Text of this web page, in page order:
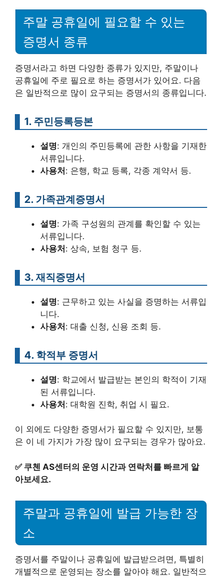
주말 공휴일에 필요할 수 있는
증명서 종류
증명서라고 하면 다양한 종류가 있지만, 주말이나
공휴일에 주로 필요로 하는 증명서가 있어요. 다음
은 일반적으로 많이 요구되는 증명서의 종류입니다.
1. 주민등록등본
설명: 개인의 주민등록에 관한 사항을 기재한
서류입니다.
사용처: 은행, 학교 등록, 각종 계약서 등.
2. 가족관계증명서
설명: 가족 구성원의 관계를 확인할 수 있는
서류입니다.
사용처: 상속, 보험 청구 등.
3. 재직증명서
설명: 근무하고 있는 사실을 증명하는 서류입
니다.
사용처: 대출 신청, 신용 조회 등.
4. 학적부 증명서
설명: 학교에서 발급받는 본인의 학적이 기재
된 서류입니다.
사용처: 대학원 진학, 취업 시 필요.
이 외에도 다양한 증명서가 필요할 수 있지만, 보통
은 이 네 가지가 가장 많이 요구되는 경우가 많아요.
✅ 쿠첸 AS센터의 운영 시간과 연락처를 빠르게 알
아보세요.
주말과 공휴일에 발급 가능한 장
소
증명서를 주말이나 공휴일에 발급받으려면, 특별히
개별적으로 운영되는 장소를 알아야 해요. 일반적으